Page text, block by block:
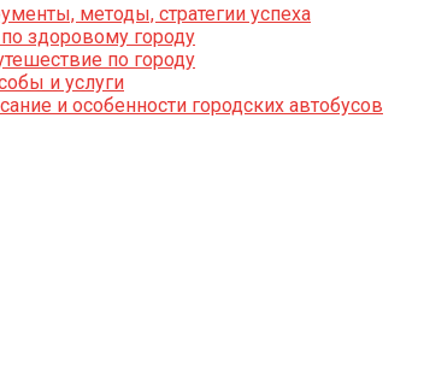
методы, стратегии успеха
здоровому городу
по городу
и услуги
и особенности городских автобусов